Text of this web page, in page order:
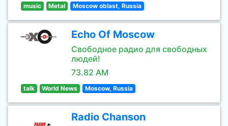
music Metal Moscow oblast, Russia
Echo Of Moscow
Свободное радио для свободных
людей!
73.82 AM
talk World News Moscow, Russia
Radio Chanson